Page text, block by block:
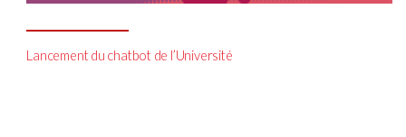
Lancement du chatbot de l’Université